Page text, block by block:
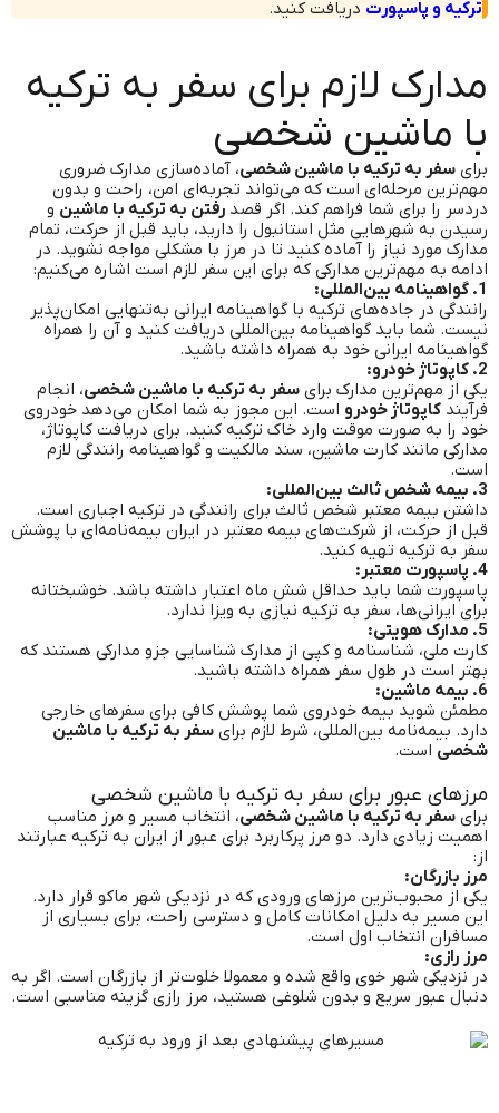
ترکیه و پاسپورت دریافت کنید.
مدارک لازم برای سفر به ترکیه
با ماشین شخصی
برای سفر به ترکیه با ماشین شخصی، آماده‌سازی مدارک ضروری
مهم‌ترین مرحله‌ای است که می‌تواند تجربه‌ای امن، راحت و بدون
دردسر را برای شما فراهم کند. اگر قصد رفتن به ترکیه با ماشین و
رسیدن به شهرهایی مثل استانبول را دارید، باید قبل از حرکت، تمام
مدارک مورد نیاز را آماده کنید تا در مرز با مشکلی مواجه نشوید. در
ادامه به مهم‌ترین مدارکی که برای این سفر لازم است اشاره می‌کنیم:
1. گواهینامه بین‌المللی:
رانندگی در جاده‌های ترکیه با گواهینامه ایرانی به‌تنهایی امکان‌پذیر
نیست. شما باید گواهینامه بین‌المللی دریافت کنید و آن را همراه
گواهینامه ایرانی خود به همراه داشته باشید.
2. کاپوتاژ خودرو:
یکی از مهم‌ترین مدارک برای سفر به ترکیه با ماشین شخصی، انجام
فرآیند کاپوتاژ خودرو است. این مجوز به شما امکان می‌دهد خودروی
خود را به صورت موقت وارد خاک ترکیه کنید. برای دریافت کاپوتاژ،
مدارکی مانند کارت ماشین، سند مالکیت و گواهینامه رانندگی لازم
است.
3. بیمه شخص ثالث بین‌المللی:
داشتن بیمه معتبر شخص ثالث برای رانندگی در ترکیه اجباری است.
قبل از حرکت، از شرکت‌های بیمه معتبر در ایران بیمه‌نامه‌ای با پوشش
سفر به ترکیه تهیه کنید.
4. پاسپورت معتبر:
پاسپورت شما باید حداقل شش ماه اعتبار داشته باشد. خوشبختانه
برای ایرانی‌ها، سفر به ترکیه نیازی به ویزا ندارد.
5. مدارک هویتی:
کارت ملی، شناسنامه و کپی از مدارک شناسایی جزو مدارکی هستند که
بهتر است در طول سفر همراه داشته باشید.
6. بیمه ماشین:
مطمئن شوید بیمه خودروی شما پوشش کافی برای سفرهای خارجی
دارد. بیمه‌نامه بین‌المللی، شرط لازم برای سفر به ترکیه با ماشین
شخصی است.
مرزهای عبور برای سفر به ترکیه با ماشین شخصی
برای سفر به ترکیه با ماشین شخصی، انتخاب مسیر و مرز مناسب
اهمیت زیادی دارد. دو مرز پرکاربرد برای عبور از ایران به ترکیه عبارتند
از:
مرز بازرگان:
یکی از محبوب‌ترین مرزهای ورودی که در نزدیکی شهر ماکو قرار دارد.
این مسیر به دلیل امکانات کامل و دسترسی راحت، برای بسیاری از
مسافران انتخاب اول است.
مرز رازی:
در نزدیکی شهر خوی واقع شده و معمولا خلوت‌تر از بازرگان است. اگر به
دنبال عبور سریع و بدون شلوغی هستید، مرز رازی گزینه مناسبی است.